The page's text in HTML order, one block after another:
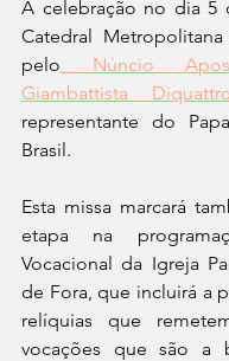
A celebração no dia 5
Catedral
pelo Núncio
Giambattista
representante do
Brasil.
Esta missa marcará
etapa na
Vocacional da Igreja
de Fora, que incluirá a
relíquias que
vocações que são a